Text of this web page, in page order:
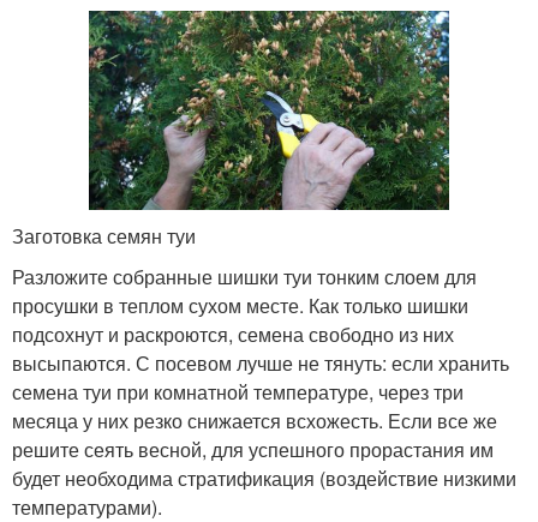
Заготовка семян туи
Разложите собранные шишки туи тонким слоем для
просушки в теплом сухом месте. Как только шишки
подсохнут и раскроются, семена свободно из них
высыпаются. С посевом лучше не тянуть: если хранить
семена туи при комнатной температуре, через три
месяца у них резко снижается всхожесть. Если все же
решите сеять весной, для успешного прорастания им
будет необходима стратификация (воздействие низкими
температурами).